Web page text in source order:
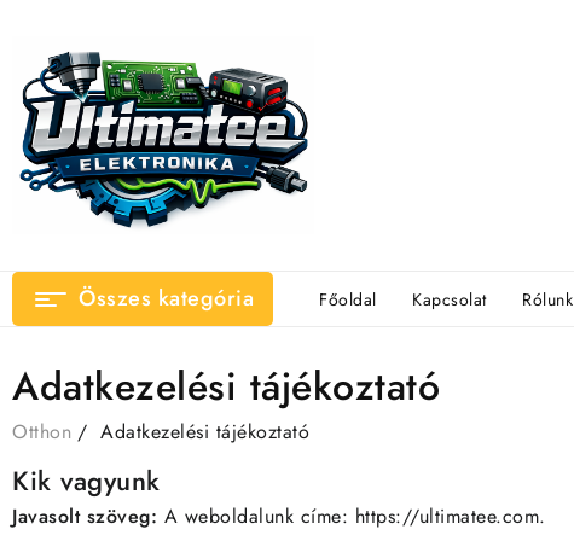
tartalomhoz
Összes kategória Főoldal Kapcsolat Rólunk
Adatkezelési tájékoztató
Otthon Adatkezelési tájékoztató
Kik vagyunk
Javasolt szöveg: A weboldalunk címe: https://ultimatee.com.